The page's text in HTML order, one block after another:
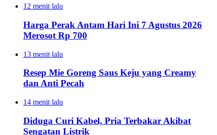
12 menit lalu
Harga Perak Antam Hari Ini 7 Agustus 2026
Merosot Rp 700
13 menit lalu
Resep Mie Goreng Saus Keju yang Creamy
dan Anti Pecah
14 menit lalu
Diduga Curi Kabel, Pria Terbakar Akibat
Sengatan Listrik